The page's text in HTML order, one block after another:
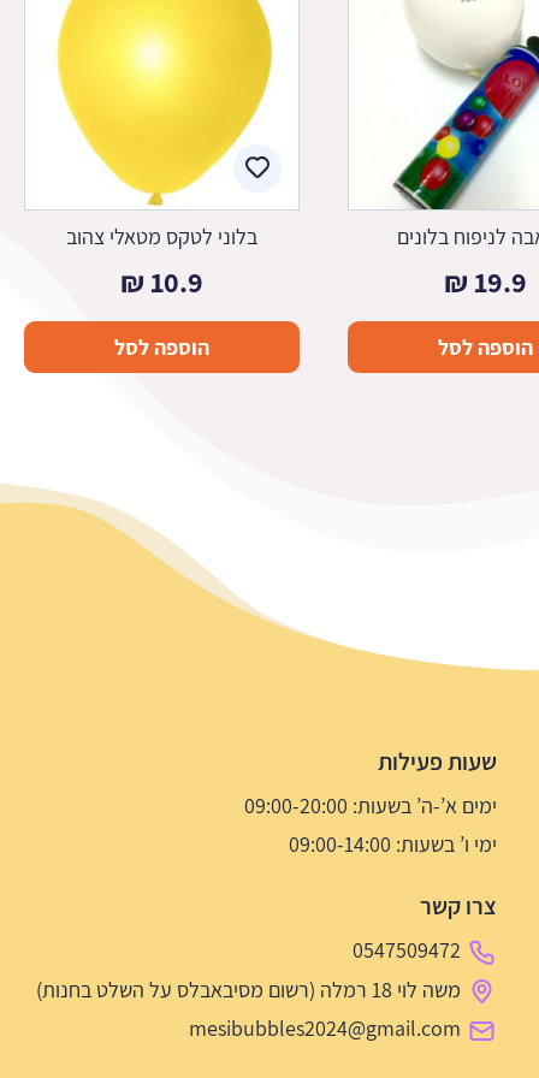
לניפוח בלונים
19.9
₪
הוספה לסל
בלוני לטקס מטאלי צהוב
10.9
₪
הוספה לסל
שעות פעילות
ימים א’-ה’ בשעות: 09:00-20:00
ימי ו’ בשעות: 09:00-14:00
צרו קשר
0547509472
משה לוי 18 רמלה (רשום מסיבאבלס על השלט בחנות)
mesibubbles2024@gmail.com